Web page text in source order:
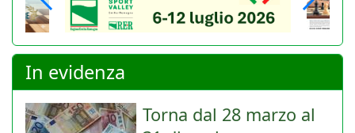
In evidenza
Torna dal 28 marzo al